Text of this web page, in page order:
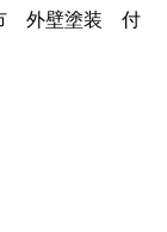
外壁塗装 付